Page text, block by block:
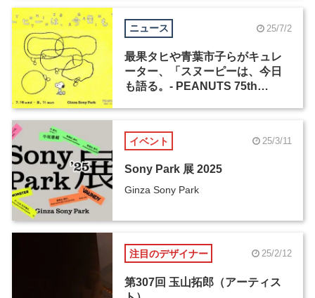
ニュース 25/7/2
最果タヒや青葉市子らがキュレ
ーター、「スヌーピーは、今日
も語る。- PEANUTS 75th
イベント 25/3/11
Sony Park 展 2025
Ginza Sony Park
注目のデザイナー 25/2/12
第307回 玉山拓郎（アーティス